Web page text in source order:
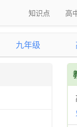
知识点 高
九年级